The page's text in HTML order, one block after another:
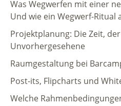
Was Wegwerfen mit einer
Und wie ein Wegwerf-Ritual
Projektplanung: Die Zeit,
Unvorhergesehene
Raumgestaltung bei
Post-its, Flipcharts und
Welche